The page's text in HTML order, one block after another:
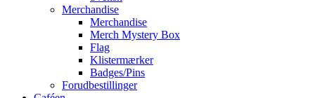
Merchandise
Merchandise
Merch Mystery Box
Flag
Klistermærker
Badges/Pins
Forudbestillinger